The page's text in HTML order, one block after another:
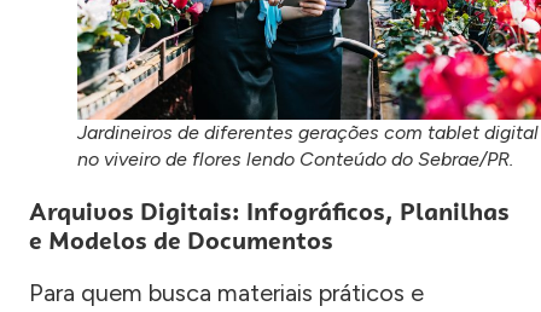
Jardineiros de diferentes gerações com tablet digital
no viveiro de flores lendo Conteúdo do Sebrae/PR.
Arquivos Digitais: Infográficos, Planilhas
e Modelos de Documentos
Para quem busca materiais práticos e